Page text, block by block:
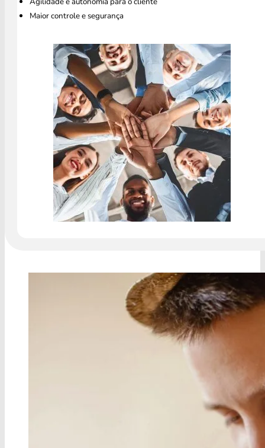
Maior controle e segurança